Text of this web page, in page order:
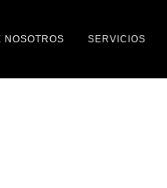
NOSOTROS SERVICIOS